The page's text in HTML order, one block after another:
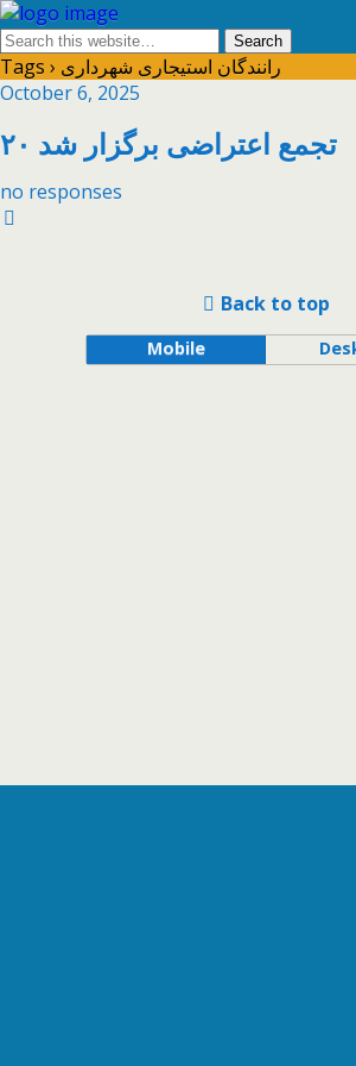
Tags › رانندگان استیجاری شهرداری
October 6, 2025
۲۰ تجمع اعتراضی برگزار شد
no responses
Back to top
Mobile